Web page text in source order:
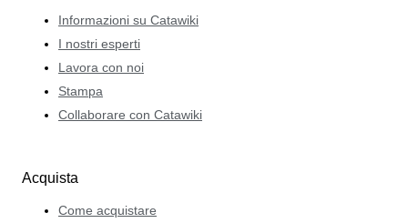
Informazioni su Catawiki
I nostri esperti
Lavora con noi
Stampa
Collaborare con Catawiki
Acquista
Come acquistare